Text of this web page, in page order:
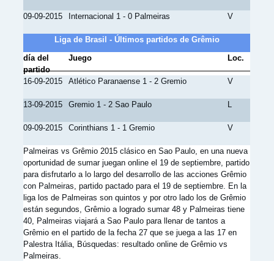
09-09-2015 Internacional 1 - 0 Palmeiras V
Liga de Brasil - Últimos partidos de Grêmio
día del
partido
Juego Loc.
16-09-2015 Atlético Paranaense 1 - 2 Gremio V
13-09-2015 Gremio 1 - 2 Sao Paulo L
09-09-2015 Corinthians 1 - 1 Gremio V
Palmeiras vs Grêmio 2015 clásico en Sao Paulo, en una nueva
oportunidad de sumar juegan online el 19 de septiembre, partido
para disfrutarlo a lo largo del desarrollo de las acciones Grêmio
con Palmeiras, partido pactado para el 19 de septiembre. En la
liga los de Palmeiras son quintos y por otro lado los de Grêmio
están segundos, Grêmio a logrado sumar 48 y Palmeiras tiene
40, Palmeiras viajará a Sao Paulo para llenar de tantos a
Grêmio en el partido de la fecha 27 que se juega a las 17 en
Palestra Itália, Búsquedas: resultado online de Grêmio vs
Palmeiras.